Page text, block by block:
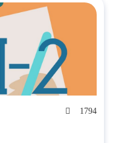
1794